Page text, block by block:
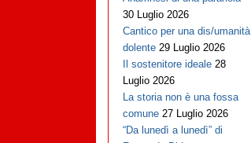
30 Luglio 2026
Cantico per una dis/umanità
dolente 29 Luglio 2026
Il sostenitore ideale 28
Luglio 2026
La storia non è una fossa
comune 27 Luglio 2026
“Da lunedì a lunedì” di